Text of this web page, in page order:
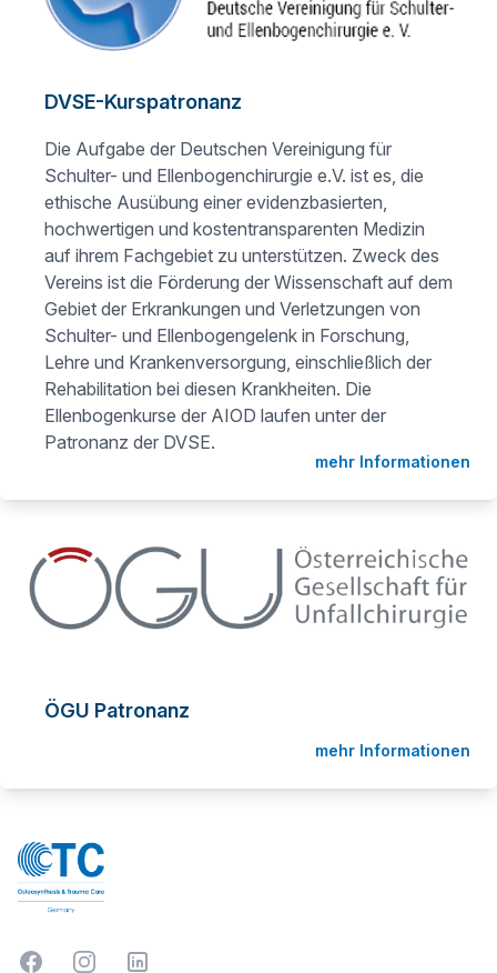
DVSE-Kurspatronanz
Die Aufgabe der Deutschen Vereinigung für
Schulter- und Ellenbogenchirurgie e.V. ist es, die
ethische Ausübung einer evidenzbasierten,
hochwertigen und kostentransparenten Medizin
auf ihrem Fachgebiet zu unterstützen. Zweck des
Vereins ist die Förderung der Wissenschaft auf dem
Gebiet der Erkrankungen und Verletzungen von
Schulter- und Ellenbogengelenk in Forschung,
Lehre und Krankenversorgung, einschließlich der
Rehabilitation bei diesen Krankheiten. Die
Ellenbogenkurse der AIOD laufen unter der
Patronanz der DVSE.
mehr Informationen
ÖGU Patronanz
mehr Informationen
FacebookInstagramLinkedIn